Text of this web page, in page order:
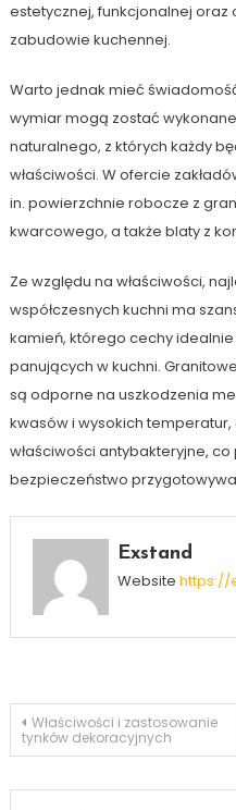
estetycznej, funkcjonalnej oraz
zabudowie kuchennej.
Warto jednak mieć
wymiar mogą zostać
naturalnego, z których każdy
właściwości. W ofercie
in. powierzchnie robocze z
kwarcowego, a także blaty z
Ze względu na właściwości,
współczesnych kuchni ma
kamień, którego cechy
panujących w kuchni.
są odporne na uszkodzenia
kwasów i wysokich
właściwości antybakteryjne, co
bezpieczeństwo
Exstand
Website https://
Nawigacja
Właściwości i zastosowanie
tynków dekoracyjnych